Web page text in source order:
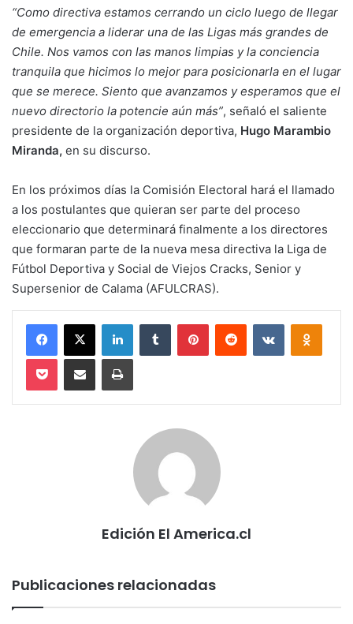
“Como directiva estamos cerrando un ciclo luego de llegar
de emergencia a liderar una de las Ligas más grandes de
Chile. Nos vamos con las manos limpias y la conciencia
tranquila que hicimos lo mejor para posicionarla en el lugar
que se merece. Siento que avanzamos y esperamos que el
nuevo directorio la potencie aún más”, señaló el saliente
presidente de la organización deportiva, Hugo Marambio
Miranda, en su discurso.
En los próximos días la Comisión Electoral hará el llamado
a los postulantes que quieran ser parte del proceso
eleccionario que determinará finalmente a los directores
que formaran parte de la nueva mesa directiva la Liga de
Fútbol Deportiva y Social de Viejos Cracks, Senior y
Supersenior de Calama (AFULCRAS).
Facebook
X LinkedInTumblr PinterestReddit VKontakte
Pocket Compartir via email Imprimir
Edición El America.cl
Publicaciones relacionadas